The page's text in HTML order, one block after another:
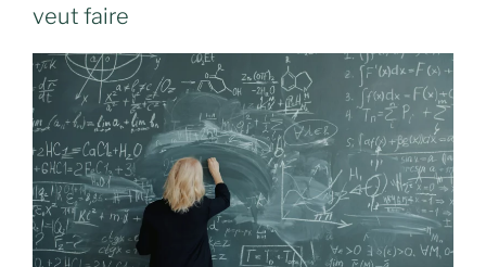
veut faire